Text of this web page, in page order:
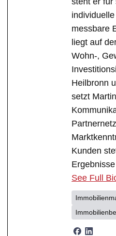
messbare
liegt auf
Wohn-,
Heilbronn
setzt
Kunden
See Full